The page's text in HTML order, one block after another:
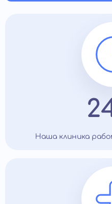
Наша клиника